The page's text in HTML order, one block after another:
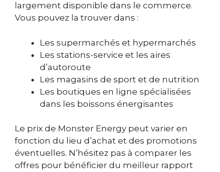
largement disponible dans le commerce.
Vous pouvez la trouver dans :
Les supermarchés et hypermarchés
Les stations-service et les aires
d’autoroute
Les magasins de sport et de nutrition
Les boutiques en ligne spécialisées
dans les boissons énergisantes
Le prix de Monster Energy peut varier en
fonction du lieu d’achat et des promotions
éventuelles. N’hésitez pas à comparer les
offres pour bénéficier du meilleur rapport